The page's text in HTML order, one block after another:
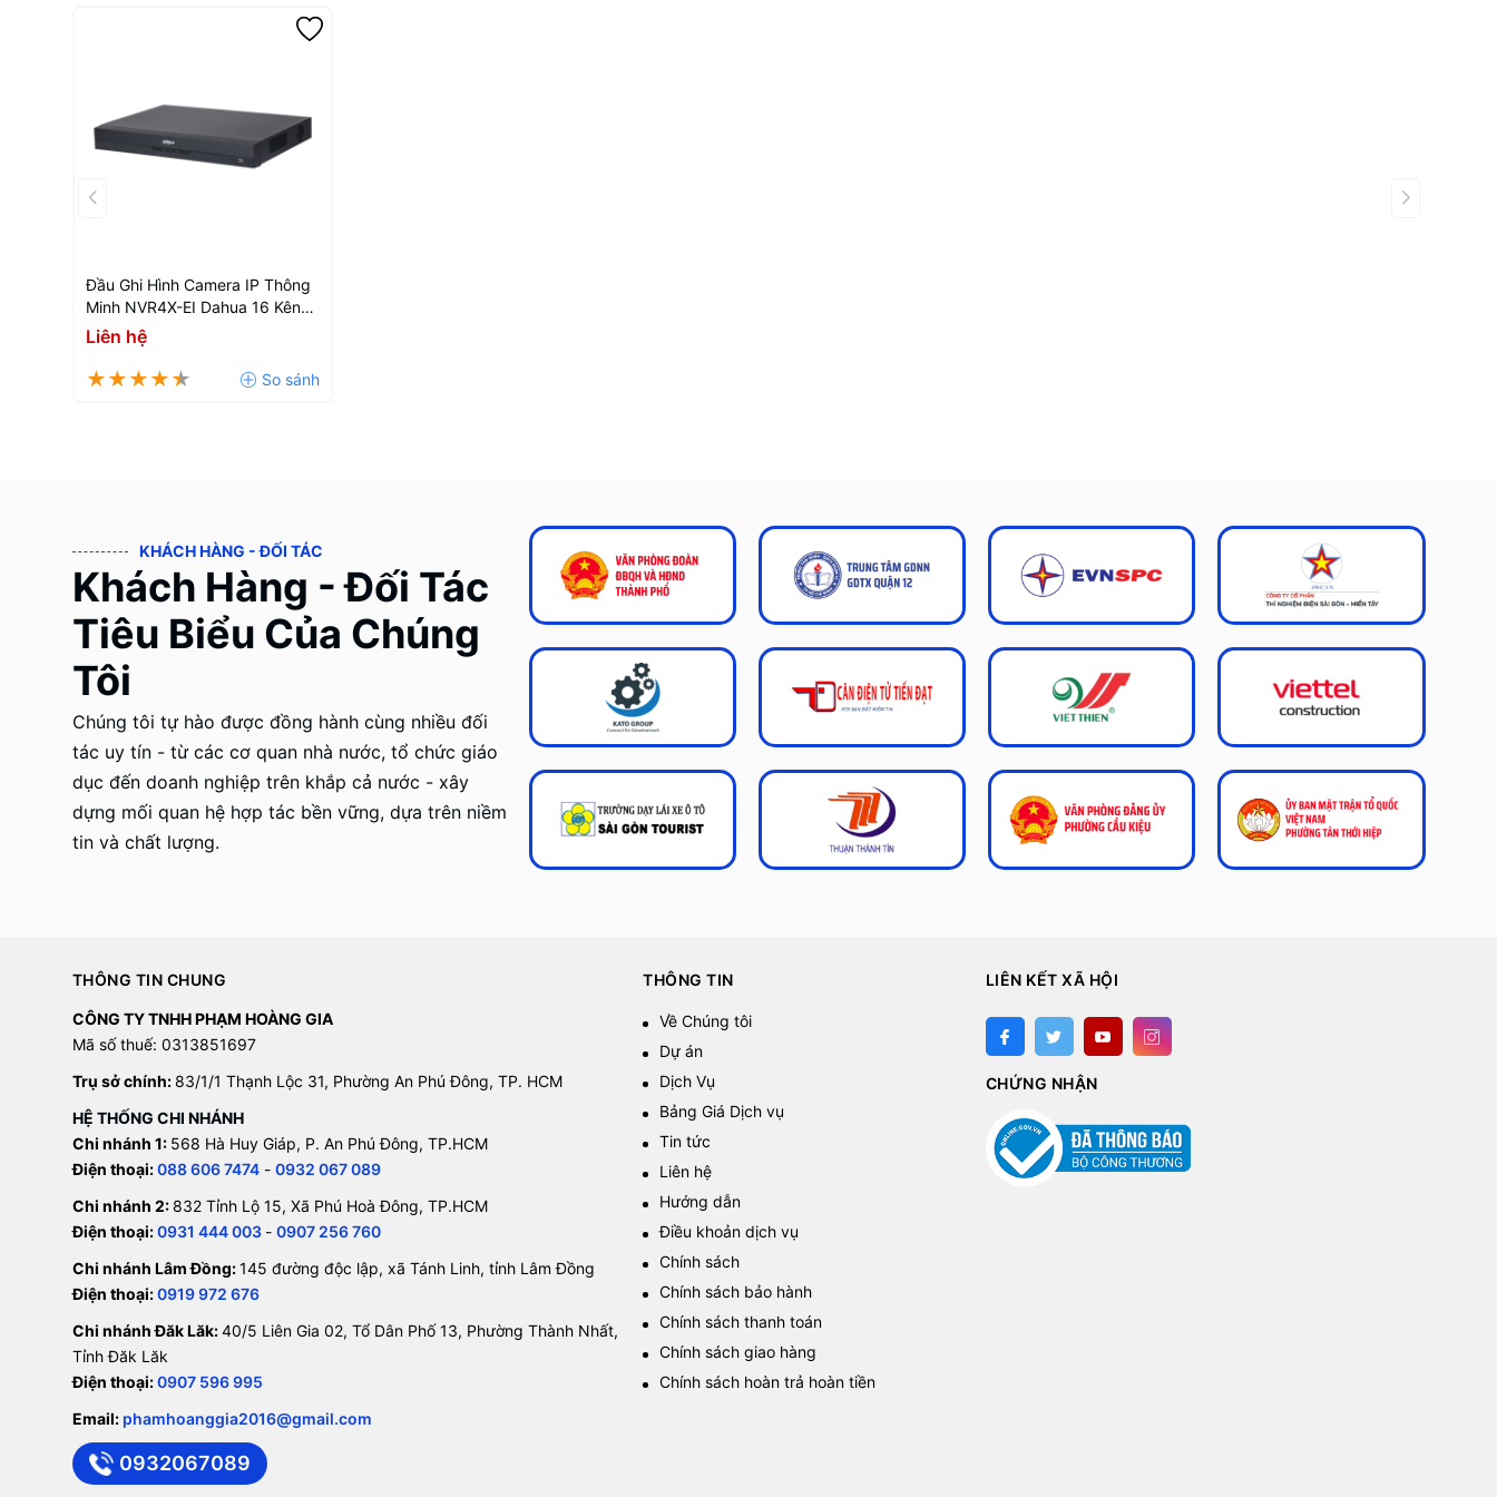
Đầu Ghi Hình Camera IP Thông
Minh NVR4X-EI Dahua 16 Kênh
- 2 Ổ Cứng DHI-NVR4216-EI
Liên hệ
KHÁCH HÀNG - ĐỐI TÁC
Khách Hàng - Đối Tác
Tiêu Biểu Của Chúng
Tôi
Chúng tôi tự hào được đồng hành cùng nhiều đối
tác uy tín - từ các cơ quan nhà nước, tổ chức giáo
dục đến doanh nghiệp trên khắp cả nước - xây
dựng mối quan hệ hợp tác bền vững, dựa trên niềm
tin và chất lượng.
THÔNG TIN CHUNG
CÔNG TY TNHH PHẠM HOÀNG GIA
Mã số thuế: 0313851697
Trụ sở chính: 83/1/1 Thạnh Lộc 31, Phường An Phú Đông, TP. HCM
HỆ THỐNG CHI NHÁNH
Chi nhánh 1: 568 Hà Huy Giáp, P. An Phú Đông, TP.HCM
Điện thoại:088 606 7474- 0932 067 089
Chi nhánh 2: 832 Tỉnh Lộ 15, Xã Phú Hoà Đông, TP.HCM
Điện thoại:0931 444 003 - 0907 256 760
Chi nhánh Lâm Đồng:145 đường độc lập, xã Tánh Linh, tỉnh Lâm Đồng
Điện thoại:0919 972 676
Chi nhánh Đăk Lăk:40/5 Liên Gia 02, Tổ Dân Phố 13, Phường Thành Nhất,
Tỉnh Đăk Lăk
Điện thoại:0907 596 995
Email: phamhoanggia2016@gmail.com
0932067089
THÔNG TIN
Về Chúng tôi
Dự án
Dịch Vụ
Bảng Giá Dịch vụ
Tin tức
Liên hệ
Hướng dẫn
Điều khoản dịch vụ
Chính sách
Chính sách bảo hành
Chính sách thanh toán
Chính sách giao hàng
Chính sách hoàn trả hoàn tiền
LIÊN KẾT XÃ HỘI
CHỨNG NHẬN